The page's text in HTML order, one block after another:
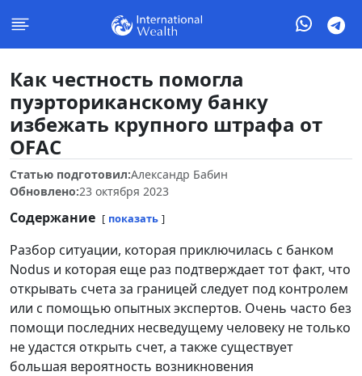
Как честность помогла
пуэрториканскому банку
избежать крупного штрафа от
OFAC
Статью подготовил:Александр Бабин
Обновлено:23 октября 2023
Содержание показать
Разбор ситуации, которая приключилась с банком
Nodus и которая еще раз подтверждает тот факт, что
открывать счета за границей следует под контролем
или с помощью опытных экспертов. Очень часто без
помощи последних несведущему человеку не только
не удастся открыть счет, а также существует
большая вероятность возникновения